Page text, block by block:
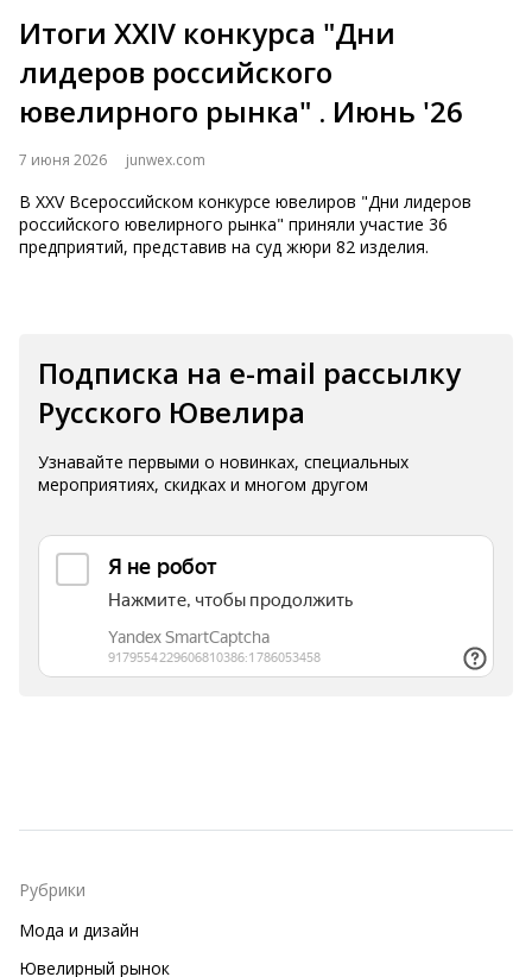
Итоги XXIV конкурса "Дни
лидеров российского
ювелирного рынка" . Июнь '26
7 июня 2026 junwex.com
В XXV Всероссийском конкурсе ювелиров "Дни лидеров
российского ювелирного рынка" приняли участие 36
предприятий, представив на суд жюри 82 изделия.
Подписка на e-mail рассылку
Русского Ювелира
Узнавайте первыми о новинках, специальных
мероприятиях, скидках и многом другом
Рубрики
Мода и дизайн
Ювелирный рынок